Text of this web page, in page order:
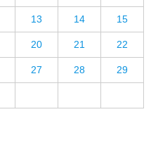
13 14 15
20 21 22
27 28 29